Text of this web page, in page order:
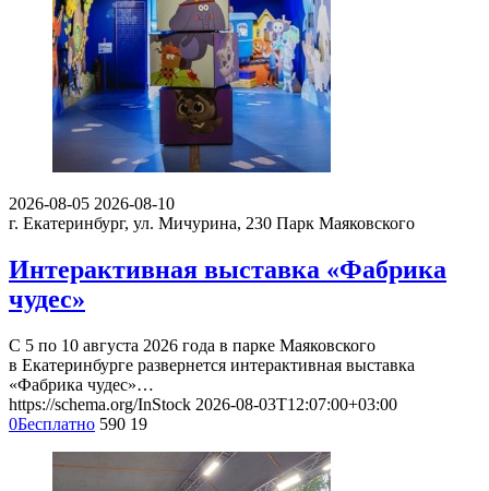
2026-08-05 2026-08-10
г. Екатеринбург, ул. Мичурина, 230 Парк Маяковского
Интерактивная выставка «Фабрика
чудес»
С 5 по 10 августа 2026 года в парке Маяковского
в Екатеринбурге развернется интерактивная выставка
«Фабрика чудес»…
https://schema.org/InStock 2026-08-03T12:07:00+03:00
0Бесплатно 590 19